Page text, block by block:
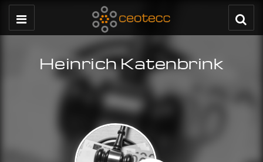
Heinrich Katenbrink